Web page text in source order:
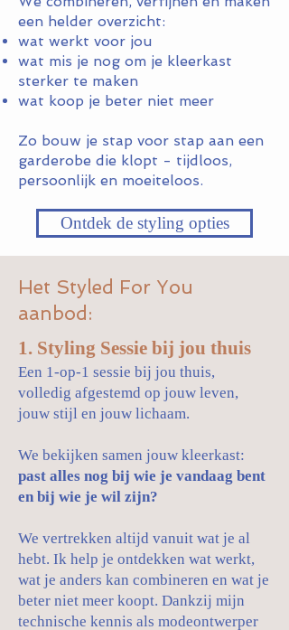
een helder overzicht:
wat werkt voor jou
wat mis je nog om je kleerkast
sterker te maken
wat koop je beter niet meer
Zo bouw je stap voor stap aan een
garderobe die klopt - tijdloos,
persoonlijk en moeiteloos.
Ontdek de styling opties
Het Styled For You
aanbod:
1. Styling Sessie bij jou thuis
Een 1‑op‑1 sessie bij jou thuis,
volledig afgestemd op jouw leven,
jouw stijl en jouw lichaam.
We bekijken samen jouw kleerkast:
past alles nog bij wie je vandaag bent
en bij wie je wil zijn?
We vertrekken altijd vanuit wat je al
hebt. Ik help je ontdekken wat werkt,
wat je anders kan combineren en wat je
beter niet meer koopt. Dankzij mijn
technische kennis als modeontwerper